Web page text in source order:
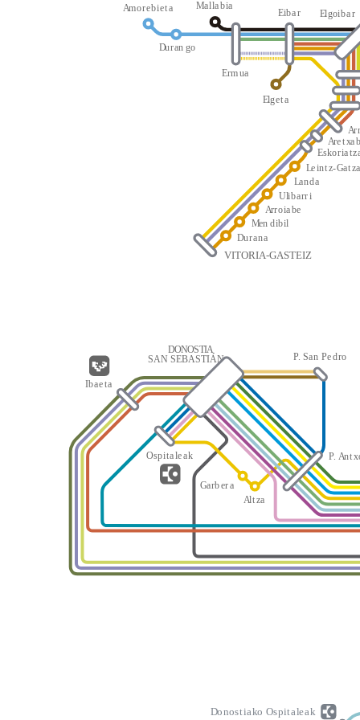
Durana
Men dibil
Arroiabe
Ulibarri
Landa
Leintz-Gatz
VITORIA-GASTEIZ
Arr
Aretxab
Eskoriatz
Elgeta
Amorebieta
Duran go
Mallabia
Eibar
Ermua
Elgoibar
Altza
Garbera
DONOSTIA
SAN SEBASTIÁN P. San Pedro
P Antx
Ospitaleak
Ibaeta
Donostiako Ospitaleak